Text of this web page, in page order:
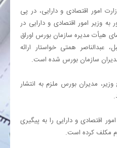
امور اقتصادی و دارایی، در پی
وزیر امور اقتصادی و دارایی در
هیأت مدیره سازمان بورس اوراق
عبدالناصر همتی خواستار ارائه
سازمان بورس شده است.
مدیران بورس ملزم به انتشار
اقتصادی و دارایی را به پیگیری
مکلف کرده است.